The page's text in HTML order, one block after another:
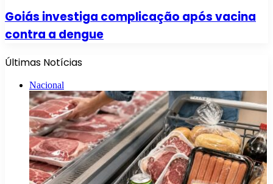
Goiás investiga complicação após vacina
contra a dengue
Últimas Notícias
Nacional